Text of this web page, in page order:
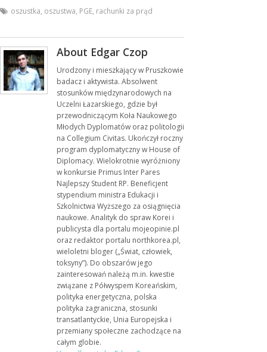
oszustka, oszustwa, PGE, rachunki za prąd
About Edgar Czop
Urodzony i mieszkający w Pruszkowie
badacz i aktywista. Absolwent
stosunków międzynarodowych na
Uczelni Łazarskiego, gdzie był
przewodniczącym Koła Naukowego
Młodych Dyplomatów oraz politologii
na Collegium Civitas. Ukończył roczny
program dyplomatyczny w House of
Diplomacy. Wielokrotnie wyróżniony
w konkursie Primus Inter Pares
Najlepszy Student RP. Beneficjent
stypendium ministra Edukacji i
Szkolnictwa Wyższego za osiągnięcia
naukowe. Analityk do spraw Korei i
publicysta dla portalu mojeopinie.pl
oraz redaktor portalu northkorea.pl,
wieloletni bloger („Świat, człowiek,
toksyny”). Do obszarów jego
zainteresowań należą m.in. kwestie
związane z Półwyspem Koreańskim,
polityka energetyczna, polska
polityka zagraniczna, stosunki
transatlantyckie, Unia Europejska i
przemiany społeczne zachodzące na
całym globie.